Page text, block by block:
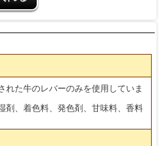
れた牛のレバーのみを使用していま
剤、着色料、発色剤、甘味料、香料